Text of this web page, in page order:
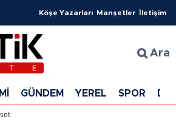
Köşe Yazarları Manşetler İletişim
Ara
GÜNDEM YEREL SPOR